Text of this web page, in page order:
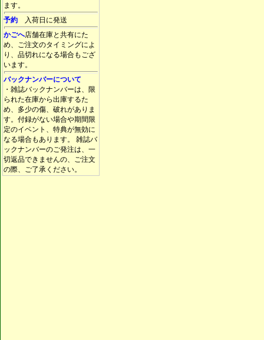
ます。
予約 入荷日に発送
かごへ店舗在庫と共有にた
め、ご注文のタイミングによ
り、品切れになる場合もござ
います。
バックナンバーについて
・雑誌バックナンバーは、限
られた在庫から出庫するた
め、多少の傷、破れがありま
す。付録がない場合や期間限
定のイベント、特典が無効に
なる場合もあります。 雑誌バ
ックナンバーのご発注は、一
切返品できませんの、ご注文
の際、ご了承ください。